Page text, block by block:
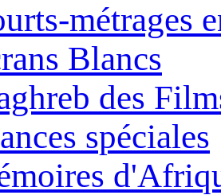
métrages
Blancs
des
spéciales